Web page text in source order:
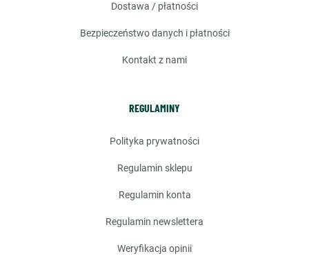
dostawa / płatności
bezpieczeństwo danych i płatności
kontakt z nami
REGULAMINY
polityka prywatności
regulamin sklepu
regulamin konta
regulamin newslettera
weryfikacja opinii